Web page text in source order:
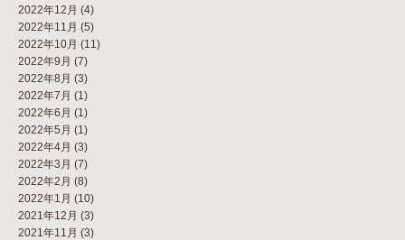
2022年12月 (4)
2022年11月 (5)
2022年10月 (11)
2022年9月 (7)
2022年8月 (3)
2022年7月 (1)
2022年6月 (1)
2022年5月 (1)
2022年4月 (3)
2022年3月 (7)
2022年2月 (8)
2022年1月 (10)
2021年12月 (3)
2021年11月 (3)